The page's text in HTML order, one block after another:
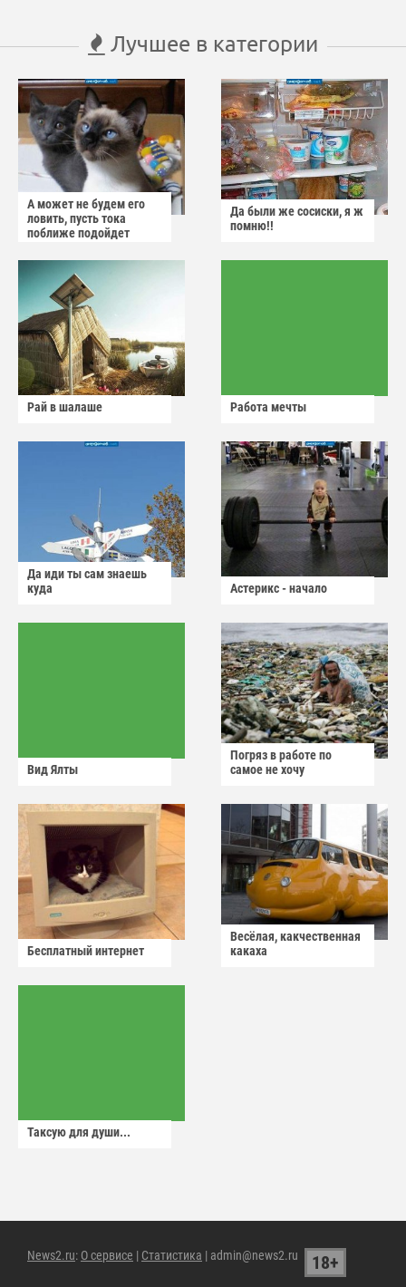
Лучшее в категории
А может не будем его
ловить, пусть тока
поближе подойдет
Да были же сосиски, я ж
помню!!
Рай в шалаше Работа мечты
Да иди ты сам знаешь
куда
Астерикс - начало
Вид Ялты
Погряз в работе по
самое не хочу
Бесплатный интернет
Весёлая, какчественная
какаха
Таксую для души...
News2.ru: О сервисе | Статистика | admin@news2.ru 18+